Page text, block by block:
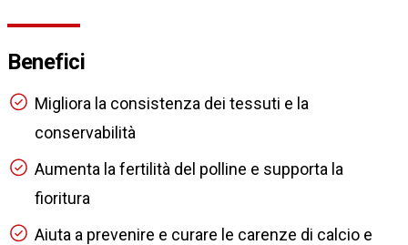
Benefici
Migliora la consistenza dei tessuti e la
conservabilità
Aumenta la fertilità del polline e supporta la
fioritura
Aiuta a prevenire e curare le carenze di calcio e